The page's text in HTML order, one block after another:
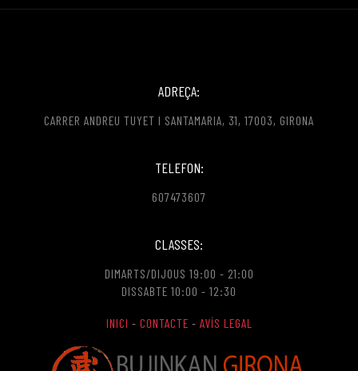
ADREÇA:
CARRER ANDREU TUYET I SANTAMARIA, 31, 17003, GIRONA
TELEFON:
607473607
CLASSES:
DIMARTS/DIJOUS 19:00 - 21:00
DISSABTE 10:00 - 12:30
INICI - CONTACTE - AVÍS LEGAL